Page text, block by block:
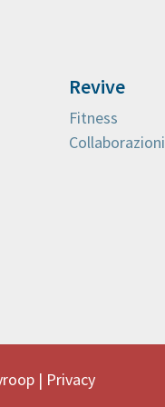
Revive
Fitness
Collaborazioni
| Privacy